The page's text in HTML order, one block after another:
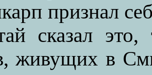
признал
сказал
живущих в